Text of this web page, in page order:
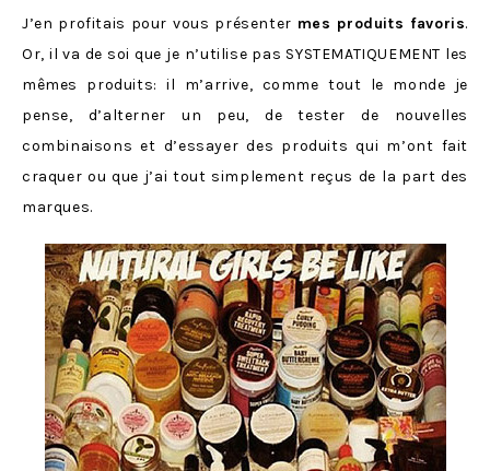
J’en profitais pour vous présenter mes produits favoris.
Or, il va de soi que je n’utilise pas SYSTEMATIQUEMENT les
mêmes produits: il m’arrive, comme tout le monde je
pense, d’alterner un peu, de tester de nouvelles
combinaisons et d’essayer des produits qui m’ont fait
craquer ou que j’ai tout simplement reçus de la part des
marques.